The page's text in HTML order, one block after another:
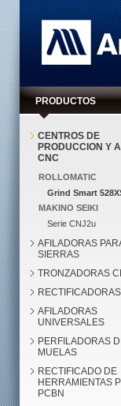
PRODUCTOS
CENTROS DE
PRODUCCION Y
CNC
ROLLOMATIC
Grind Smart
MAKINO SEIKI
Serie CNJ2u
AFILADORAS
SIERRAS
TRONZADORAS
RECTIFICADORAS
AFILADORAS
UNIVERSALES
PERFILADORAS
MUELAS
RECTIFICADO DE
HERRAMIENTAS
PCBN